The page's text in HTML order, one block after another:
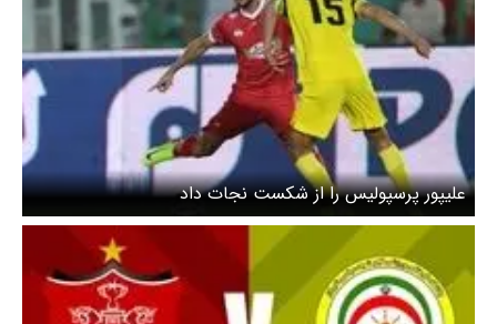
علیپور پرسپولیس را از شکست نجات داد